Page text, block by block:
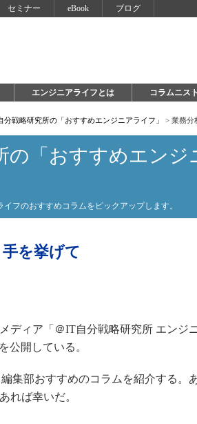
セミナー eBook ブログ
エンジニアライフとは コラムニス
分戦略研究所の「おすすめエンジニアライフ」 > 業務分
の「おすすめエンジ
フのおすすめコラムをピックアップします。
を挙げて
ィア「＠IT自分戦略研究所 エンジ
公開している。
集部おすすめのコラムを紹介する。
れば幸いだ。